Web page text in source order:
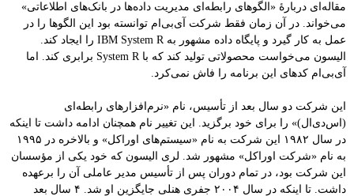
مقاله‌ای دربارهٔ «الگوهای رابطه‌ای مدیریت داده‌ها در بانک‌های اطلاعاتی»
می‌خواند. در آن زمان فقط شرکت آی‌بی‌ام توانسته بود این الگوها را در
عمل به کار گیرد و پایگاه داده مشهور به IBM System R را ایجاد کند.
الیسون می‌خواست محصولاتی تولید کند که با System R برابری کند. اما
آی‌بی‌ام کدهای این برنامه را فاش نمی‌کرد.
این شرکت دو سال بعد از تأسیس، نام «نرم‌افزارهای رابطه‌ای
(اس‌دی‌ال)» را برای خود برگزید. این تغییر نام همچنان ادامه داشت تا اینکه
در سال ۱۹۸۲ این شرکت به نام «سیستم‌های اوراکل» و بالاخره در ۱۹۹۵
به نام «شرکت اوراکل» مشهور شد. لری الیسون که خود یکی از مؤسسان
این شرکت بود، در تمام دوران پس از تأسیس مدیر عاملی آن را برعهده
داشت. تا اینکه در سال ۲۰۰۴ جفری هنلی جایگزین او شد. ۴ سال بعد